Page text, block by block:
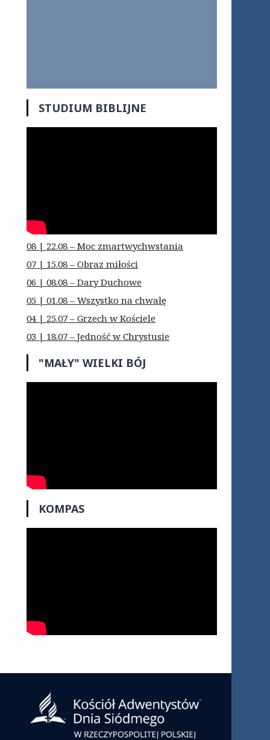
STUDIUM BIBLIJNE
08 | 22.08 – Moc zmartwychwstania
07 | 15.08 – Obraz miłości
06 | 08.08 – Dary Duchowe
05 | 01.08 – Wszystko na chwałę
04 | 25.07 – Grzech w Kościele
03 | 18.07 – Jedność w Chrystusie
"MAŁY" WIELKI BÓJ
KOMPAS